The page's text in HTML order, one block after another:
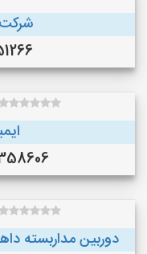
شرکت
دوربین مداربسته